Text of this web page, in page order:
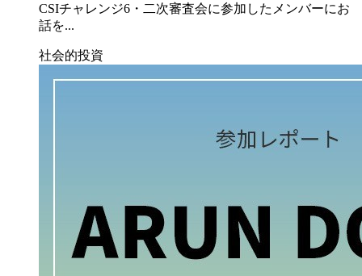
CSIチャレンジ6・二次審査会に参加したメンバーにお
話を...
社会的投資